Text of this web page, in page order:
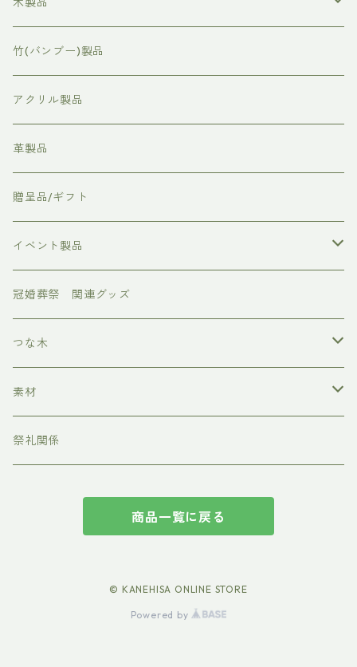
表彰状/感謝状
命名板
社章/バッチ
時計/置時計
フォトボード
竹(バンブー)製品
アクリル製品
革製品
贈呈品/ギフト
イベント製品
お正月
節分
ひなまつり
端午の節句
冠婚葬祭 関連グッズ
つな木
クランプ
キャスター
素材
MDFボード
祭礼関係
商品一覧に戻る
© KANEHISA ONLINE STORE
Powered by